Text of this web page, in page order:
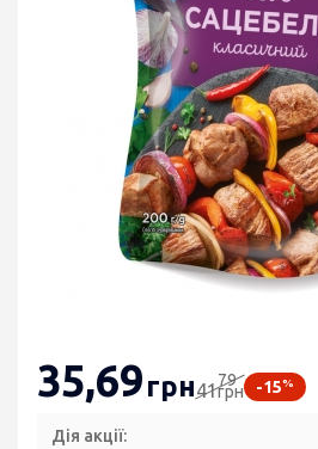
35,69грн4179
грн -15%
Дія акції: